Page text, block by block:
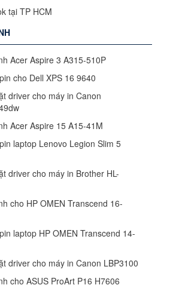
tại TP HCM
Acer Aspire 3 A315-510P
cho Dell XPS 16 9640
driver cho máy in Canon
Acer Aspire 15 A15-41M
laptop Lenovo Legion Slim 5
driver cho máy in Brother HL-
cho HP OMEN Transcend 16-
laptop HP OMEN Transcend 14-
driver cho máy in Canon LBP3100
cho ASUS ProArt P16 H7606